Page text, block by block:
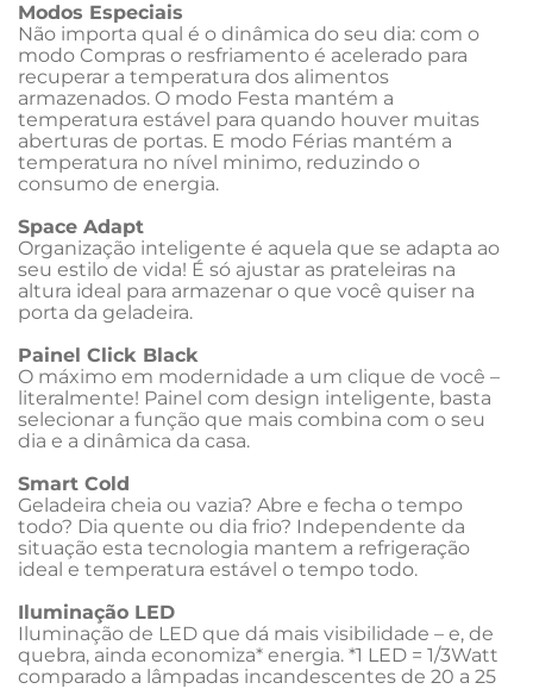
Modos Especiais
Não importa qual é o dinâmica do seu dia: com o
modo Compras o resfriamento é acelerado para
recuperar a temperatura dos alimentos
armazenados. O modo Festa mantém a
temperatura estável para quando houver muitas
aberturas de portas. E modo Férias mantém a
temperatura no nível minimo, reduzindo o
consumo de energia.
Space Adapt
Organização inteligente é aquela que se adapta ao
seu estilo de vida! É só ajustar as prateleiras na
altura ideal para armazenar o que você quiser na
porta da geladeira.
Painel Click Black
O máximo em modernidade a um clique de você –
literalmente! Painel com design inteligente, basta
selecionar a função que mais combina com o seu
dia e a dinâmica da casa.
Smart Cold
Geladeira cheia ou vazia? Abre e fecha o tempo
todo? Dia quente ou dia frio? Independente da
situação esta tecnologia mantem a refrigeração
ideal e temperatura estável o tempo todo.
Iluminação LED
Iluminação de LED que dá mais visibilidade – e, de
quebra, ainda economiza* energia. *1 LED = 1/3Watt
comparado a lâmpadas incandescentes de 20 a 25